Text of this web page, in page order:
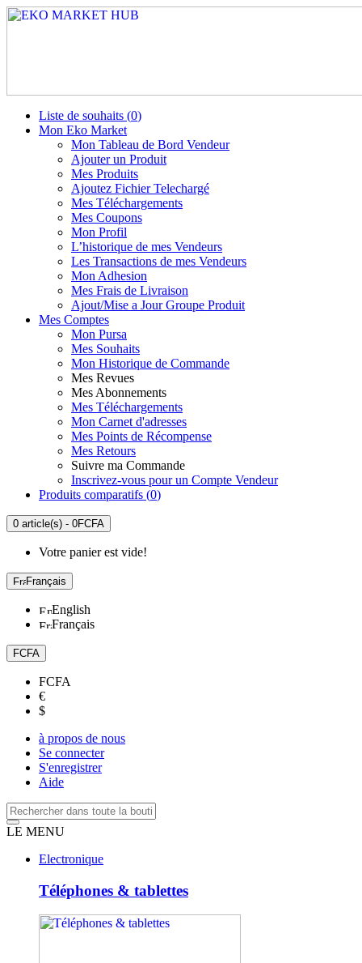
Liste de souhaits (0)
Mon Eko Market
Mon Tableau de Bord Vendeur
Ajouter un Produit
Mes Produits
Ajoutez Fichier Telechargé
Mes Téléchargements
Mes Coupons
Mon Profil
L’historique de mes Vendeurs
Les Transactions de mes Vendeurs
Mon Adhesion
Mes Frais de Livraison
Ajout/Mise a Jour Groupe Produit
Mes Comptes
Mon Pursa
Mes Souhaits
Mon Historique de Commande
Mes Revues
Mes Abonnements
Mes Téléchargements
Mon Carnet d'adresses
Mes Points de Récompense
Mes Retours
Suivre ma Commande
Inscrivez-vous pour un Compte Vendeur
Produits comparatifs (0)
0 article(s) - 0FCFA
Votre panier est vide!
Français
English
Français
FCFA
FCFA
€
$
à propos de nous
Se connecter
S'enregistrer
Aide
LE MENU
Electronique
Téléphones & tablettes